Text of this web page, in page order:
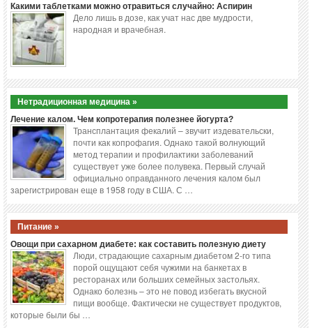
Какими таблетками можно отравиться случайно: Аспирин
Дело лишь в дозе, как учат нас две мудрости,
народная и врачебная.
Нетрадиционная медицина »
Лечение калом. Чем копротерапия полезнее йогурта?
Трансплантация фекалий – звучит издевательски,
почти как копрофагия. Однако такой волнующий
метод терапии и профилактики заболеваний
существует уже более полувека. Первый случай
официально оправданного лечения калом был
зарегистрирован еще в 1958 году в США. С …
Питание »
Овощи при сахарном диабете: как составить полезную диету
Люди, страдающие сахарным диабетом 2-го типа
порой ощущают себя чужими на банкетах в
ресторанах или больших семейных застольях.
Однако болезнь – это не повод избегать вкусной
пищи вообще. Фактически не существует продуктов,
которые были бы …